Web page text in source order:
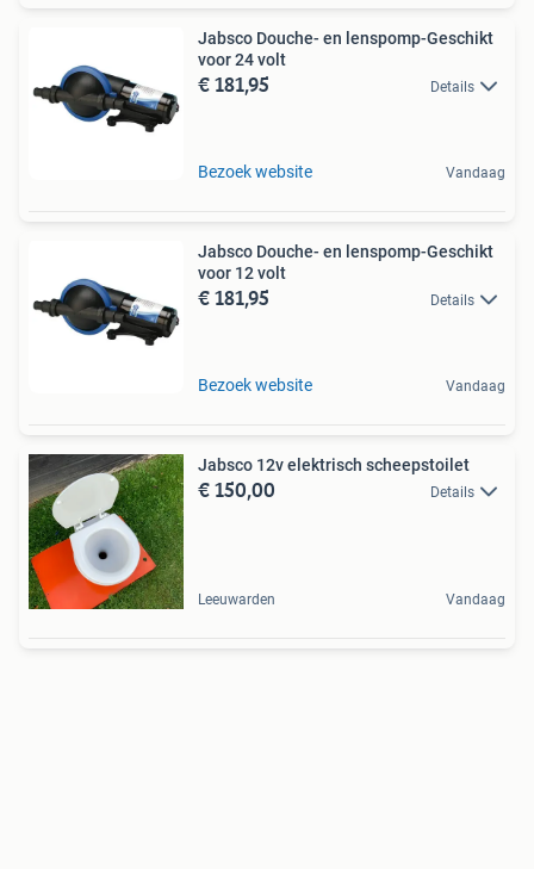
Jabsco Douche- en lenspomp-Geschikt
voor 24 volt
€ 181,95 Details
Bezoek website Vandaag
Jabsco Douche- en lenspomp-Geschikt
voor 12 volt
€ 181,95 Details
Bezoek website Vandaag
Jabsco 12v elektrisch scheepstoilet
€ 150,00 Details
Leeuwarden Vandaag